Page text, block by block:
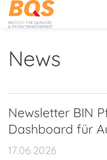
.
News
Newsletter BIN
Dashboard für
17.06.2026